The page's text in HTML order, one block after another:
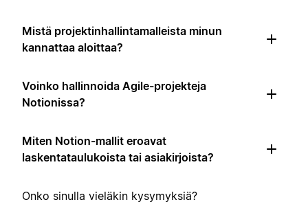
Mistä projektinhallintamalleista minun
kannattaa aloittaa?
Voinko hallinnoida Agile-projekteja
Notionissa?
Miten Notion-mallit eroavat
laskentataulukoista tai asiakirjoista?
Onko sinulla vieläkin kysymyksiä?